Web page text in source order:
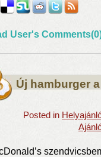
User's
Új hamburger
Posted in